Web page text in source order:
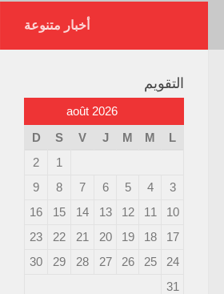
أخبار متنوعة
التقويم
août 2026
L
M
M
J
V
S
D
1
2
3
4
5
6
7
8
9
10
11
12
13
14
15
16
17
18
19
20
21
22
23
24
25
26
27
28
29
30
31